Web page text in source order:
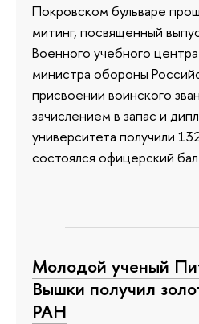
Покровском бульваре
митинг, посвященный
Военного учебного
министра обороны
присвоении воинского
зачислением в запас и
университета получили
состоялся офицерский
Молодой ученый
Вышки получил
РАН